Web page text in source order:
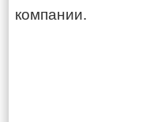
компании.